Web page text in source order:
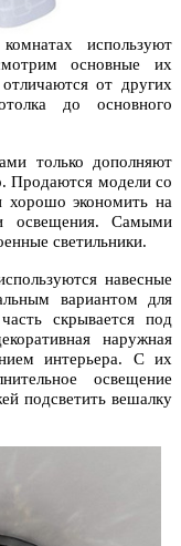
используют
основные их
от других
до основного
только дополняют
Продаются модели со
хорошо экономить на
освещения. Самыми
светильники.
навесные
вариантом для
скрывается под
наружная
интерьера. С их
освещение
подсветить вешалку